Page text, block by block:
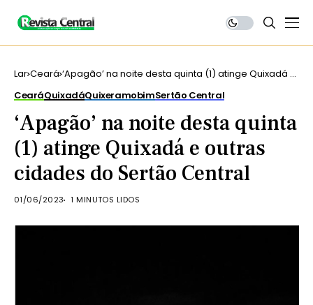
Lar Ceará ‘Apagão’ na noite desta quinta (1) atinge Quixadá e
CearáQuixadáQuixeramobimSertão Central
‘Apagão’ na noite desta quinta
(1) atinge Quixadá e outras
cidades do Sertão Central
01/06/2023 1 MINUTOS LIDOS